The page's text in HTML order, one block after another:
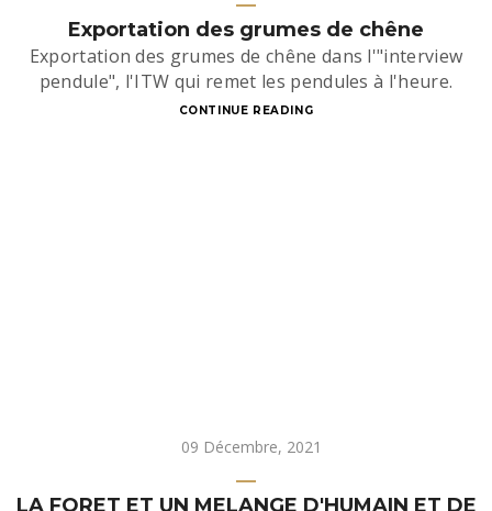
Exportation des grumes de chêne
Exportation des grumes de chêne dans l'"interview
pendule", l'ITW qui remet les pendules à l'heure.
CONTINUE READING
09 Décembre, 2021
LA FORET ET UN MELANGE D'HUMAIN ET DE